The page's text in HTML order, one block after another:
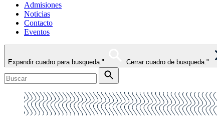
Admisiones
Noticias
Contacto
Eventos
Expandir cuadro para busqueda." Cerrar cuadro de busqueda."